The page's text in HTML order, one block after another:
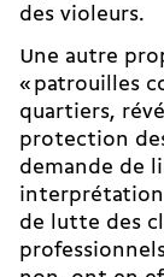
des violeurs.
Une autre
« patrouilles
quartiers,
protection
demande de
interprétation
de lutte des